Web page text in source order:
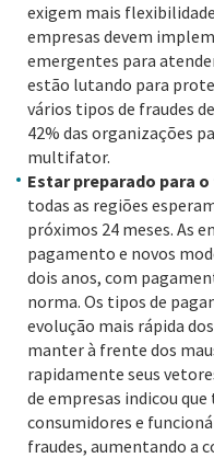
exigem mais
empresas devem
emergentes para
estão lutando para
vários tipos de fraudes
42% das organizações
multifator.
Estar preparado para
todas as regiões
próximos 24 meses. As
pagamento e novos
dois anos, com
norma. Os tipos de
evolução mais rápida
manter à frente dos
rapidamente seus
de empresas indicou
consumidores e
fraudes, aumentando a